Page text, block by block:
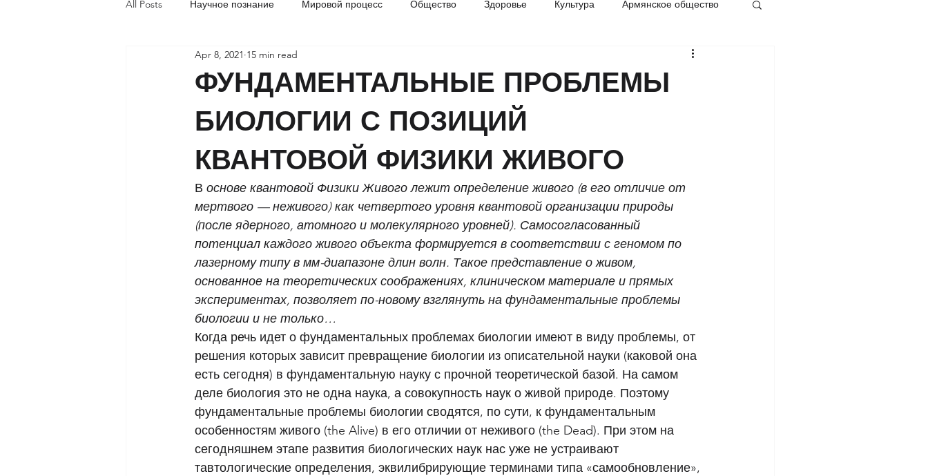
All Posts Научное познание Мировой процесс Общество Здоровье Культура Армянское общество
Социальная акупунктура Образование
ФУНДАМЕНТАЛЬНЫЕ ПРОБЛЕМЫ
БИОЛОГИИ С ПОЗИЦИЙ
КВАНТОВОЙ ФИЗИКИ ЖИВОГО
Apr 8, 2021 15 min read
В основе квантовой Физики Живого лежит определение живого (в его отличие от
мертвого — неживого) как четвертого уровня квантовой организации природы
(после ядерного, атомного и молекулярного уровней). Самосогласованный
потенциал каждого живого объекта формируется в соответствии с геномом по
лазерному типу в мм-диапазоне длин волн. Такое представление о живом,
основанное на теоретических соображениях, клиническом материале и прямых
экспериментах, позволяет по-новому взглянуть на фундаментальные проблемы
биологии и не только…
Когда речь идет о фундаментальных проблемах биологии имеют в виду проблемы, от
решения которых зависит превращение биологии из описательной науки (каковой она
есть сегодня) в фундаментальную науку с прочной теоретической базой. На самом
деле биология это не одна наука, а совокупность наук о живой природе. Поэтому
фундаментальные проблемы биологии сводятся, по сути, к фундаментальным
особенностям живого (the Alive) в его отличии от неживого (the Dead). При этом на
сегодняшнем этапе развития биологических наук нас уже не устраивают
тавтологические определения, эквилибрирующие терминами типа «самообновление»,